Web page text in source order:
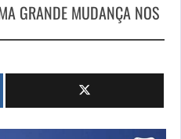
GRANDE MUDANÇA NOS